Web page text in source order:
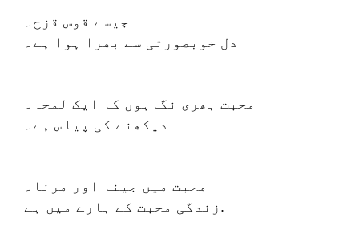
جیسے قوس قزح۔
دل خوبصورتی سے بھرا ہوا ہے۔
محبت بھری نگاہوں کا ایک لمحہ۔
دیکھنے کی پیاس ہے۔
محبت میں جینا اور مرنا۔
زندگی محبت کے بارے میں ہے.